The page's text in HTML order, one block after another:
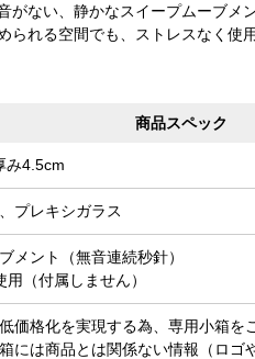
がない、静かなスイープムーブメ
られる空間でも、ストレスなく使
商品スペック
み4.5cm
プレキシガラス
メント（無音連続秒針）
（付属しません）
価格化を実現する為、専用小箱を
には商品とは関係ない情報（ロゴ